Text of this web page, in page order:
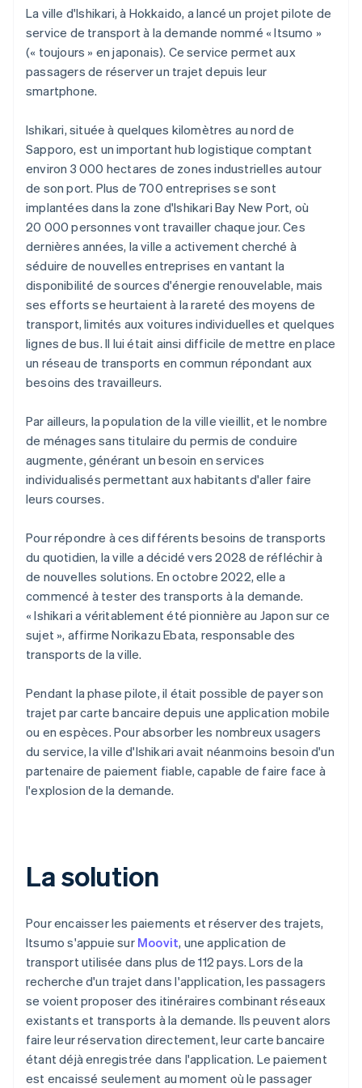
La ville d'Ishikari, à Hokkaido, a lancé un projet pilote de
service de transport à la demande nommé « Itsumo »
(« toujours » en japonais). Ce service permet aux
passagers de réserver un trajet depuis leur
smartphone.
Ishikari, située à quelques kilomètres au nord de
Sapporo, est un important hub logistique comptant
environ 3 000 hectares de zones industrielles autour
de son port. Plus de 700 entreprises se sont
implantées dans la zone d'Ishikari Bay New Port, où
20 000 personnes vont travailler chaque jour. Ces
dernières années, la ville a activement cherché à
séduire de nouvelles entreprises en vantant la
disponibilité de sources d'énergie renouvelable, mais
ses efforts se heurtaient à la rareté des moyens de
transport, limités aux voitures individuelles et quelques
lignes de bus. Il lui était ainsi difficile de mettre en place
un réseau de transports en commun répondant aux
besoins des travailleurs.
Par ailleurs, la population de la ville vieillit, et le nombre
de ménages sans titulaire du permis de conduire
augmente, générant un besoin en services
individualisés permettant aux habitants d'aller faire
leurs courses.
Pour répondre à ces différents besoins de transports
du quotidien, la ville a décidé vers 2028 de réfléchir à
de nouvelles solutions. En octobre 2022, elle a
commencé à tester des transports à la demande.
« Ishikari a véritablement été pionnière au Japon sur ce
sujet », affirme Norikazu Ebata, responsable des
transports de la ville.
Pendant la phase pilote, il était possible de payer son
trajet par carte bancaire depuis une application mobile
ou en espèces. Pour absorber les nombreux usagers
du service, la ville d'Ishikari avait néanmoins besoin d'un
partenaire de paiement fiable, capable de faire face à
l'explosion de la demande.
La solution
Pour encaisser les paiements et réserver des trajets,
Itsumo s'appuie sur Moovit, une application de
transport utilisée dans plus de 112 pays. Lors de la
recherche d'un trajet dans l'application, les passagers
se voient proposer des itinéraires combinant réseaux
existants et transports à la demande. Ils peuvent alors
faire leur réservation directement, leur carte bancaire
étant déjà enregistrée dans l'application. Le paiement
est encaissé seulement au moment où le passager